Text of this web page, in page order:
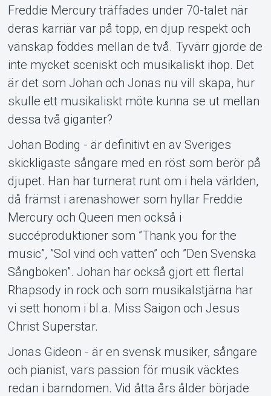
Freddie Mercury träffades under 70-talet när
deras karriär var på topp, en djup respekt och
vänskap föddes mellan de två. Tyvärr gjorde de
inte mycket sceniskt och musikaliskt ihop. Det
är det som Johan och Jonas nu vill skapa, hur
skulle ett musikaliskt möte kunna se ut mellan
dessa två giganter?
Johan Boding - är definitivt en av Sveriges
skickligaste sångare med en röst som berör på
djupet. Han har turnerat runt om i hela världen,
då främst i arenashower som hyllar Freddie
Mercury och Queen men också i
succéproduktioner som ”Thank you for the
music”, ”Sol vind och vatten” och ”Den Svenska
Sångboken”. Johan har också gjort ett flertal
Rhapsody in rock och som musikalstjärna har
vi sett honom i bl.a. Miss Saigon och Jesus
Christ Superstar.
Jonas Gideon - är en svensk musiker, sångare
och pianist, vars passion för musik väcktes
redan i barndomen. Vid åtta års ålder började